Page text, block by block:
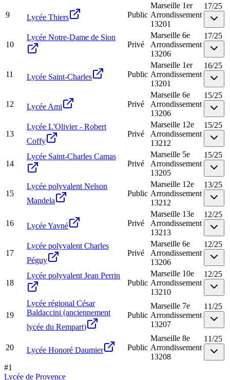
9 Lycée Thiers Public
Marseille 1er
Arrondissement
13201
17/25
10
Lycée Notre-Dame de Sion
Privé
Marseille 6e
Arrondissement
13206
17/25
11 Lycée Saint-Charles Public
Marseille 1er
Arrondissement
13201
16/25
12 Lycée Ami Privé
Marseille 6e
Arrondissement
13206
15/25
13
Lycée L'Olivier - Robert
Coffy
Privé
Marseille 12e
Arrondissement
13212
15/25
14
Lycée Saint-Charles Camas
Privé
Marseille 5e
Arrondissement
13205
15/25
15
Lycée polyvalent Nelson
Mandela
Public
Marseille 12e
Arrondissement
13212
13/25
16 Lycée Yavné Privé
Marseille 13e
Arrondissement
13213
12/25
17
Lycée polyvalent Charles
Péguy
Privé
Marseille 6e
Arrondissement
13206
12/25
18
Lycée polyvalent Jean Perrin
Public
Marseille 10e
Arrondissement
13210
12/25
19
Lycée régional César
Baldaccini (anciennement
lycée du Rempart)
Public
Marseille 7e
Arrondissement
13207
11/25
20 Lycée Honoré Daumier Public
Marseille 8e
Arrondissement
13208
11/25
#1
Lycée de Provence